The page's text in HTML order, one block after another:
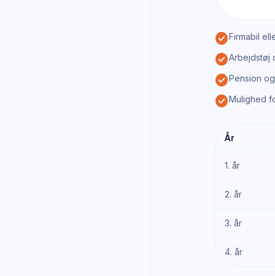
check_circleFirmabil
check_circleArbejdstøj
check_circlePension
check_circleMulighed
År
1. år
2. år
3. år
4. år